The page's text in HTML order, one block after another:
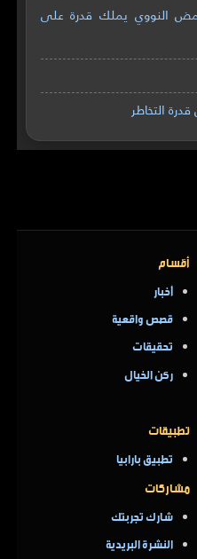
النووي يملك قدرة على
التخاطر
أقسام
أخبار
قصص واقعية
تحقيقات
ركن الخيال
تطبيقات
تطبيق بارابيا
مشاركات
شارك تجربتك
النشرة البريدية